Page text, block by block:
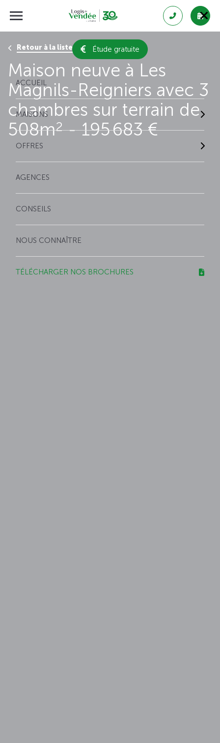
Étude gratuite
ACCUEIL
MAISONS
OFFRES
AGENCES
CONSEILS
NOUS CONNAÎTRE
TÉLÉCHARGER NOS BROCHURES
Retour à la liste des résultats
Maison neuve à Les
Magnils-Reigniers avec 3
chambres sur terrain de
508m2- 195 683 €